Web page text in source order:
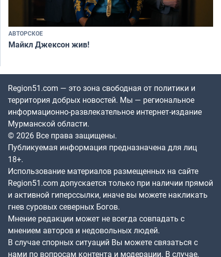
АВТОРСКОЕ
Майкл Джексон жив!
Region51.com — это зона свободная от политики и
территория добрых новостей. Мы — региональное
информационно-развлекательное интернет-издание
Мурманской области.
© 2026 Все права защищены.
Публикуемая информация предназначена для лиц
18+.
Использование материалов размещенных на сайте
Region51.com допускается только при наличии прямой
и активной гиперссылки, иначе вы можете накликать
гнев суровых северных Богов.
Мнение редакции может не всегда совпадать с
мнением авторов и недовольных людей.
В случае спорных ситуаций Вы можете связаться с
нами по вопросам контента и модерации. В случае,